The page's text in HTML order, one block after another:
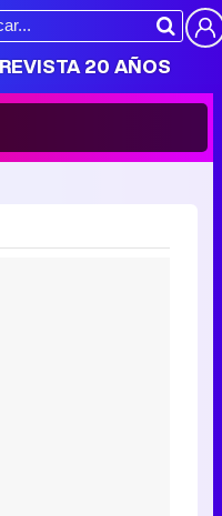
REVISTA 20 AÑOS